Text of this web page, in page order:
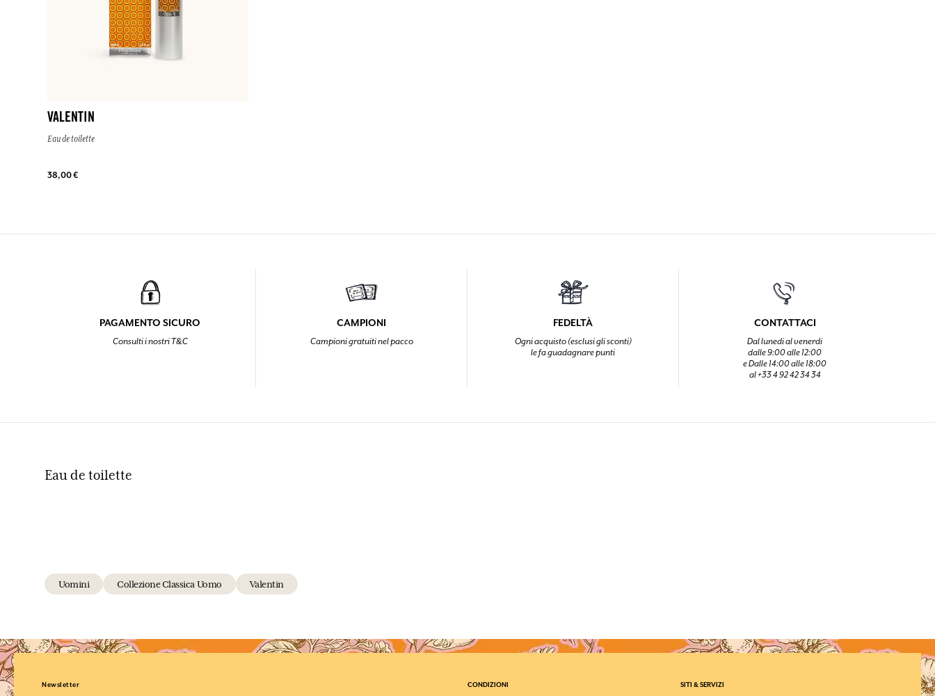
VALENTIN
Eau de toilette
38,00 €
PAGAMENTO SICURO
Consulti i nostri T&C
CAMPIONI
Campioni gratuiti nel pacco
FEDELTÀ
Ogni acquisto (esclusi gli sconti)
le fa guadagnare punti
CONTATTACI
Dal lunedi al venerdi
dalle 9:00 alle 12:00
e Dalle 14:00 alle 18:00
al +33 4 92 42 34 34
Eau de toilette
Uomini Collezione Classica Uomo Valentin
Newsletter CONDIZIONI SITI & SERVIZI